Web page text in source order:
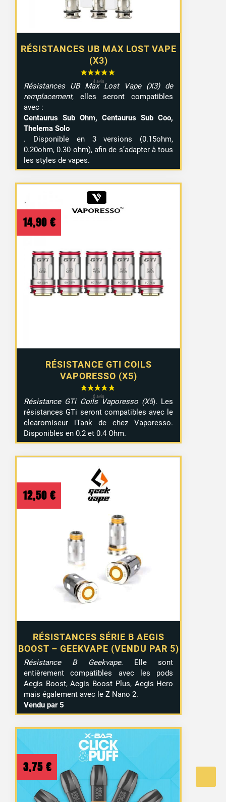
RÉSISTANCES UB MAX LOST VAPE
(X3)
Résistances UB Max Lost Vape (X3) de
remplacement, elles seront compatibles
avec :
Centaurus Sub Ohm, Centaurus Sub Coo,
Thelema Solo
. Disponible en 3 versions (0.15ohm,
0.20ohm, 0.30 ohm), afin de s’adapter à tous
les styles de vapes.
RÉSISTANCE GTI COILS
VAPORESSO (X5)
14,90 €
Résistance GTi Coils Vaporesso (X5). Les
résistances GTi seront compatibles avec le
clearomiseur iTank de chez Vaporesso.
Disponibles en 0.2 et 0.4 Ohm.
RÉSISTANCES SÉRIE B AEGIS
BOOST – GEEKVAPE (VENDU PAR 5)
12,50 €
Résistance B Geekvape. Elle sont
entièrement compatibles avec les pods
Aegis Boost, Aegis Boost Plus, Aegis Hero
mais également avec le Z Nano 2.
Vendu par 5
3,75 €